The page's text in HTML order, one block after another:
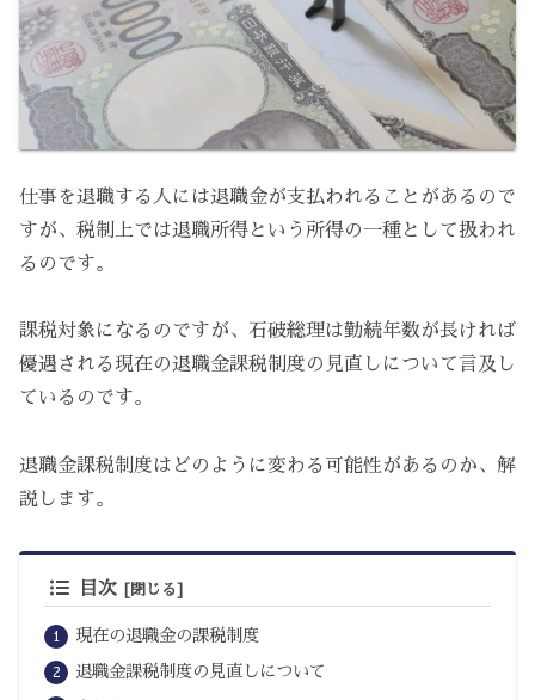
仕事を退職する人には退職金が支払われることがあるので
すが、税制上では退職所得という所得の一種として扱われ
るのです。
課税対象になるのですが、石破総理は勤続年数が長ければ
優遇される現在の退職金課税制度の見直しについて言及し
ているのです。
退職金課税制度はどのように変わる可能性があるのか、解
説します。
目次
現在の退職金の課税制度
退職金課税制度の見直しについて